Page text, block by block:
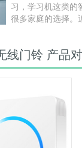
习，学习机这类的
很多家庭的选择。
线门铃 产品